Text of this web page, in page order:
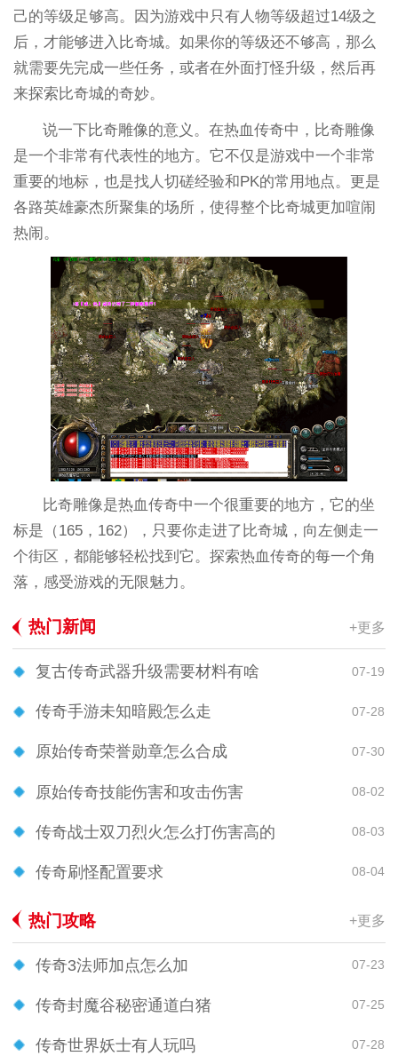
己的等级足够高。因为游戏中只有人物等级超过14级之
后，才能够进入比奇城。如果你的等级还不够高，那么
就需要先完成一些任务，或者在外面打怪升级，然后再
来探索比奇城的奇妙。
说一下比奇雕像的意义。在热血传奇中，比奇雕像
是一个非常有代表性的地方。它不仅是游戏中一个非常
重要的地标，也是找人切磋经验和PK的常用地点。更是
各路英雄豪杰所聚集的场所，使得整个比奇城更加喧闹
热闹。
比奇雕像是热血传奇中一个很重要的地方，它的坐
标是（165，162），只要你走进了比奇城，向左侧走一
个街区，都能够轻松找到它。探索热血传奇的每一个角
落，感受游戏的无限魅力。
热门新闻 +更多
复古传奇武器升级需要材料有啥 07-19
传奇手游未知暗殿怎么走 07-28
原始传奇荣誉勋章怎么合成 07-30
原始传奇技能伤害和攻击伤害 08-02
传奇战士双刀烈火怎么打伤害高的 08-03
传奇刷怪配置要求 08-04
热门攻略 +更多
传奇3法师加点怎么加 07-23
传奇封魔谷秘密通道白猪 07-25
传奇世界妖士有人玩吗 07-28